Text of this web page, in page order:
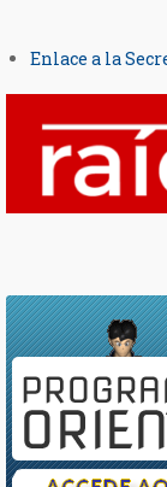
Enlace a la